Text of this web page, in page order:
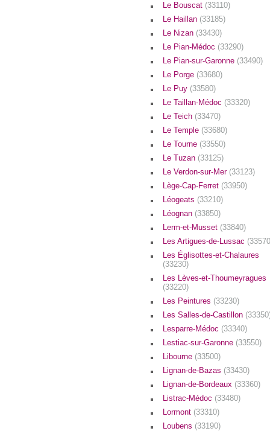
Le Bouscat (33110)
Le Haillan (33185)
Le Nizan (33430)
Le Pian-Médoc (33290)
Le Pian-sur-Garonne (33490)
Le Porge (33680)
Le Puy (33580)
Le Taillan-Médoc (33320)
Le Teich (33470)
Le Temple (33680)
Le Tourne (33550)
Le Tuzan (33125)
Le Verdon-sur-Mer (33123)
Lège-Cap-Ferret (33950)
Léogeats (33210)
Léognan (33850)
Lerm-et-Musset (33840)
Les Artigues-de-Lussac
Les Églisottes-et-Chalaures
(33230)
Les Lèves-et-Thoumeyragues
(33220)
Les Peintures (33230)
Les Salles-de-Castillon
Lesparre-Médoc (33340)
Lestiac-sur-Garonne (33550)
Libourne (33500)
Lignan-de-Bazas (33430)
Lignan-de-Bordeaux (33360)
Listrac-Médoc (33480)
Lormont (33310)
Loubens (33190)